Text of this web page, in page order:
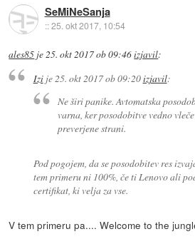
SeMiNeSanja
::25. okt 2017, 10:54
ales85 je25. okt 2017 ob 09:46izjavil:
Izije 25. okt 2017 ob 09:20izjavil:
Ne širi panike. Avtomatska
varna, ker posodobitve vedno
preverjene strani.
Pod pogojem, da se posodobitev res
tem primeru ni 100%, če ti Lenovo ali
certifikat, ki velja za vse.
V tem primeru pa.... Welcome to the